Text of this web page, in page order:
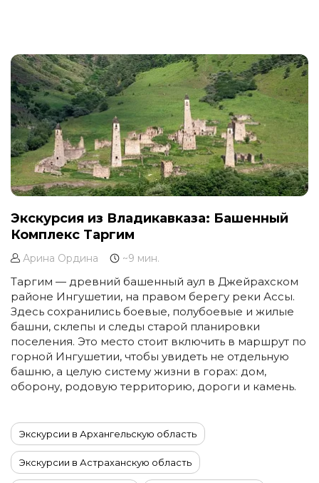
Экскурсия из Владикавказа: Башенный
Комплекс Таргим
Арина Ордина ~9 мин.
Таргим — древний башенный аул в Джейрахском
районе Ингушетии, на правом берегу реки Ассы.
Здесь сохранились боевые, полубоевые и жилые
башни, склепы и следы старой планировки
поселения. Это место стоит включить в маршрут по
горной Ингушетии, чтобы увидеть не отдельную
башню, а целую систему жизни в горах: дом,
оборону, родовую территорию, дороги и камень.
Экскурсии в Архангельскую область
Экскурсии в Астраханскую область